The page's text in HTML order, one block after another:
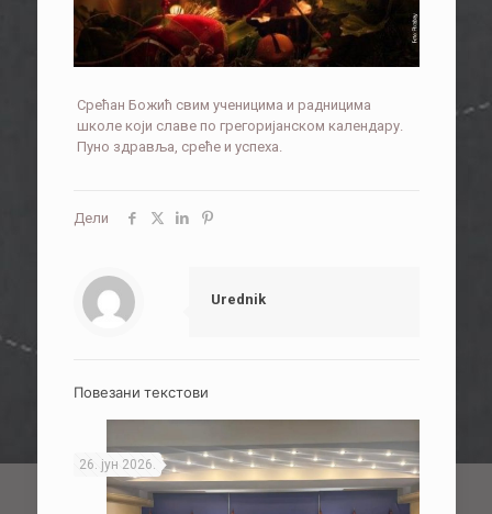
Срећан Божић свим ученицима и радницима
школе који славе по грегоријанском календару.
Пуно здравља, среће и успеха.
Дели
Urednik
Повезани текстови
26. јун 2026.